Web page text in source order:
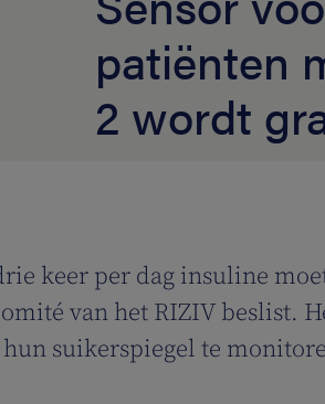
patiënten
2 wordt
keer per dag insuline
van het RIZIV beslist.
suikerspiegel te